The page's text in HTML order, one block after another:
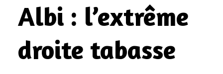
Albi : l’extrême
droite tabasse